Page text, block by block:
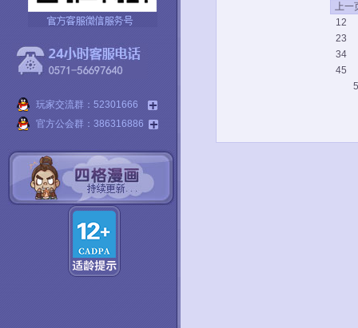
玩家交流群：52301666
官方公会群：386316886
上一
12
23
34
45